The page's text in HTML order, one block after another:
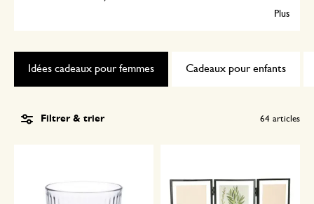
Plus
Idées cadeaux pour femmes Cadeaux pour enfants
Filtrer & trier 64 articles